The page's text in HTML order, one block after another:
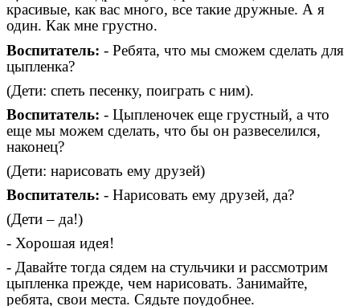
красивые, как вас много, все такие дружные. А я
один. Как мне грустно.
Воспитатель: - Ребята, что мы сможем сделать для
цыпленка?
(Дети: спеть песенку, поиграть с ним).
Воспитатель: - Цыпленочек еще грустный, а что
еще мы можем сделать, что бы он развеселился,
наконец?
(Дети: нарисовать ему друзей)
Воспитатель: - Нарисовать ему друзей, да?
(Дети – да!)
- Хорошая идея!
- Давайте тогда сядем на стульчики и рассмотрим
цыпленка прежде, чем нарисовать. Занимайте,
ребята, свои места. Сядьте поудобнее.